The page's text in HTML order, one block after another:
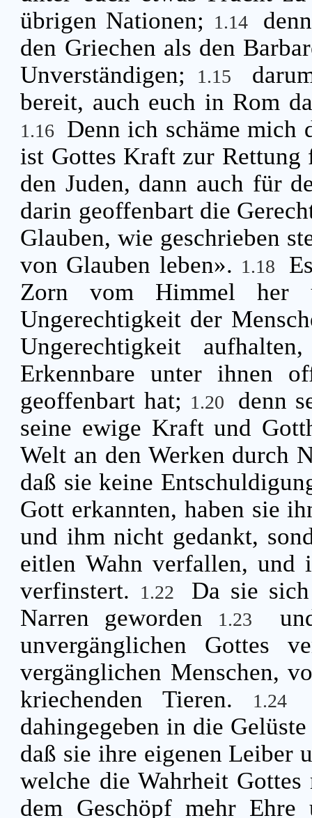
übrigen Nationen;
1.14
den Griechen als den
Unverständigen;
1.15
bereit, auch euch in Rom
1.16
Denn ich schäme mich
ist Gottes Kraft zur
den Juden, dann auch für
darin geoffenbart die
Glauben, wie geschrieben
von Glauben leben». 1.18
Zorn vom Himmel her
Ungerechtigkeit der
Ungerechtigkeit
Erkennbare unter ihnen
geoffenbart hat; 1.20
denn
seine ewige Kraft und
Welt an den Werken durch
daß sie keine
Gott erkannten, haben sie
und ihm nicht gedankt,
eitlen Wahn verfallen, und
verfinstert.
1.22
Da sie
Narren geworden
1.23
unvergänglichen Gottes
vergänglichen Menschen,
kriechenden Tieren.
1.24
dahingegeben in die
daß sie ihre eigenen Leiber
welche die Wahrheit
dem Geschöpf mehr